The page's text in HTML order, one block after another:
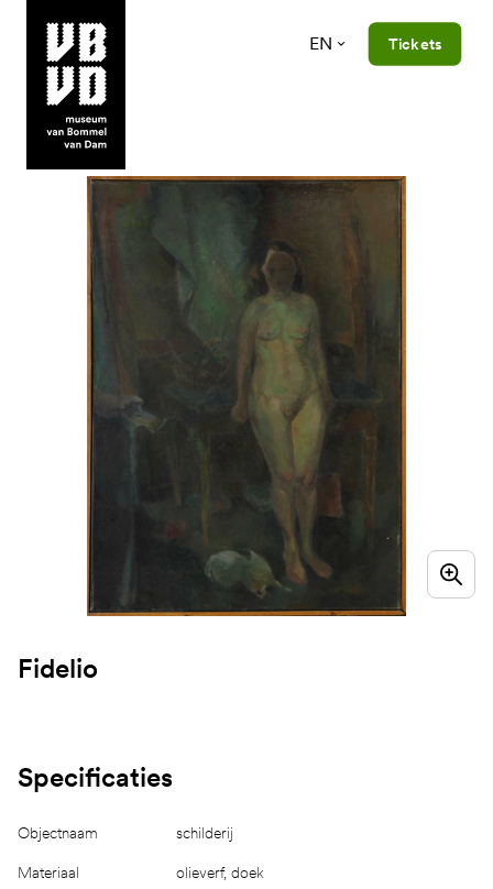
museum van Bommel van Dam
EN Tickets
Fidelio
Specificaties
Objectnaam schilderij
Materiaal olieverf, doek